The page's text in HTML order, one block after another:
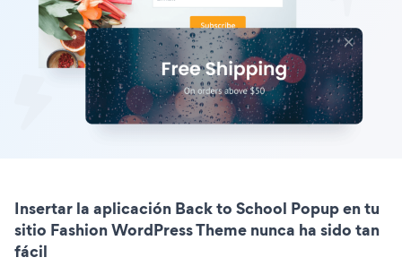
Insertar la aplicación Back to School Popup en tu
sitio Fashion WordPress Theme nunca ha sido tan
fácil